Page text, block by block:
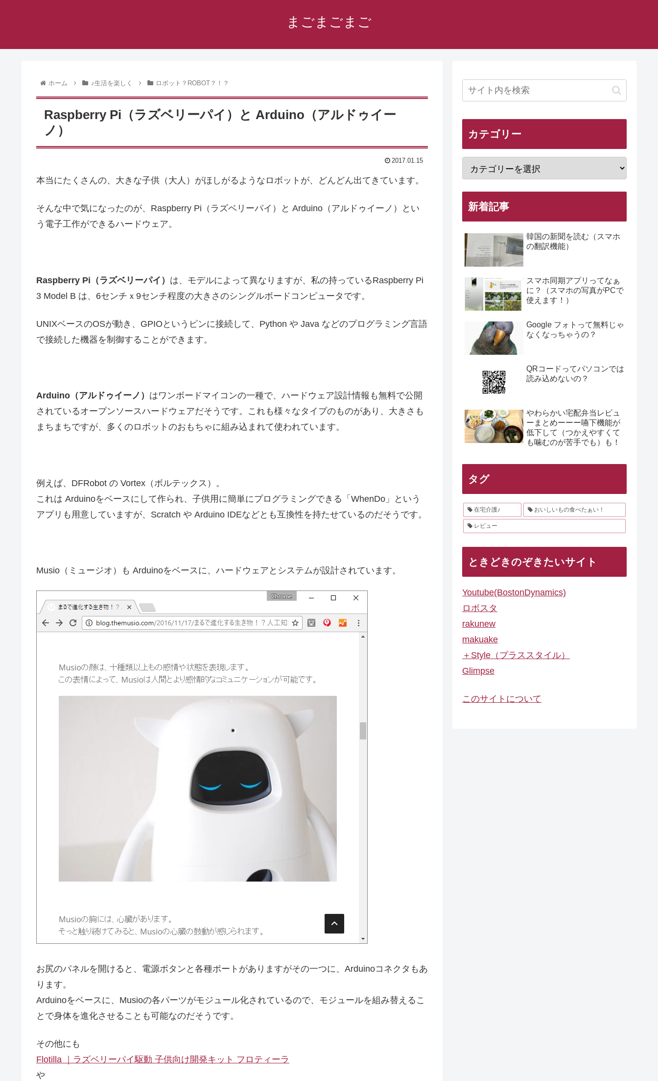
まごまごまご
ホーム ♪生活を楽しく ロボット？ROBOT？！？
Raspberry Pi（ラズベリーパイ）と Arduino（アルドゥイー
ノ）
2017.01.15
本当にたくさんの、大きな子供（大人）がほしがるようなロボットが、どんどん出てきています。
そんな中で気になったのが、Raspberry Pi（ラズベリーパイ）と Arduino（アルドゥイーノ）とい
う電子工作ができるハードウェア。
Raspberry Pi（ラズベリーパイ） は、モデルによって異なりますが、私の持っているRaspberry Pi
3 Model B は、6センチｘ9センチ程度の大きさのシングルボードコンピュータです。
UNIXベースのOSが動き、GPIOというピンに接続して、Python や Java などのプログラミング言語
で接続した機器を制御することができます。
Arduino（アルドゥイーノ） はワンボードマイコンの一種で、ハードウェア設計情報も無料で公開
されているオープンソースハードウェアだそうです。これも様々なタイプのものがあり、大きさも
まちまちですが、多くのロボットのおもちゃに組み込まれて使われています。
例えば、DFRobot の Vortex（ボルテックス）。
これは Arduinoをベースにして作られ、子供用に簡単にプログラミングできる「WhenDo」という
アプリも用意していますが、Scratch や Arduino IDEなどとも互換性を持たせているのだそうです。
Musio（ミュージオ）も Arduinoをベースに、ハードウェアとシステムが設計されています。
お尻のパネルを開けると、電源ボタンと各種ポートがありますがその一つに、Arduinoコネクタもあ
ります。
Arduinoをベースに、Musioの各パーツがモジュール化されているので、モジュールを組み替えるこ
とで身体を進化させることも可能なのだそうです。
その他にも
Flotilla ｜ラズベリーパイ駆動 子供向け開発キット フロティーラ
や
カテゴリー
新着記事
韓国の新聞を読む（スマホ
の翻訳機能）
スマホ同期アプリってなぁ
に？（スマホの写真がPCで
使えます！）
Google フォトって無料じゃ
なくなっちゃうの？
QRコードってパソコンでは
読み込めないの？
やわらかい宅配弁当レビュ
ーまとめーーー嚥下機能が
低下して（つかえやすくて
も噛むのが苦手でも）も！
タグ
在宅介護♪ おいしいもの食べたぁい！
レビュー
ときどきのぞきたいサイト
Youtube(BostonDynamics)
ロボスタ
rakunew
makuake
＋Style（プラススタイル）
Glimpse
このサイトについて